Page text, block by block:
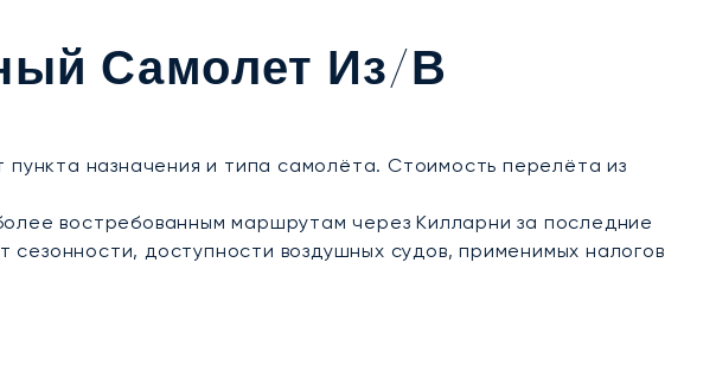
Самолет Из/в
назначения и типа самолёта. Стоимость перелёта из
востребованным маршрутам через Килларни за последние
сезонности, доступности воздушных судов, применимых налогов